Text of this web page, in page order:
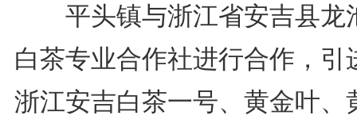
平头镇与浙江省安吉县龙
白茶专业合作社进行合作，引
浙江安吉白茶一号、黄金叶、